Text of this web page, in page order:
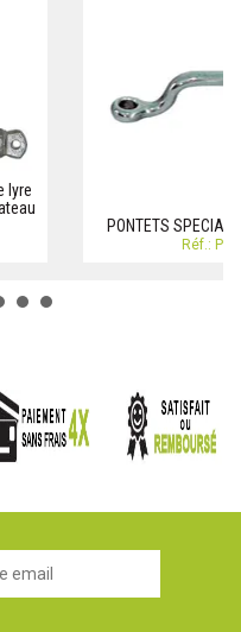
lyre
PONTETS
Réf.: